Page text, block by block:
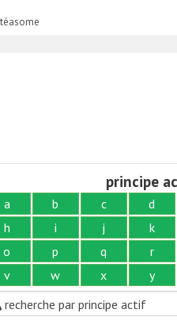
principe
a b c d
h
i j k
o
p q r
v
w x y
recherche par principe actif